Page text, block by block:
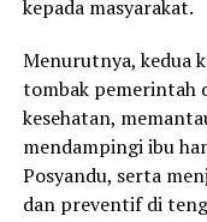
kepada masyarakat.
Menurutnya, kedua
tombak pemerintah
kesehatan,
mendampingi ibu
Posyandu, serta
dan preventif di